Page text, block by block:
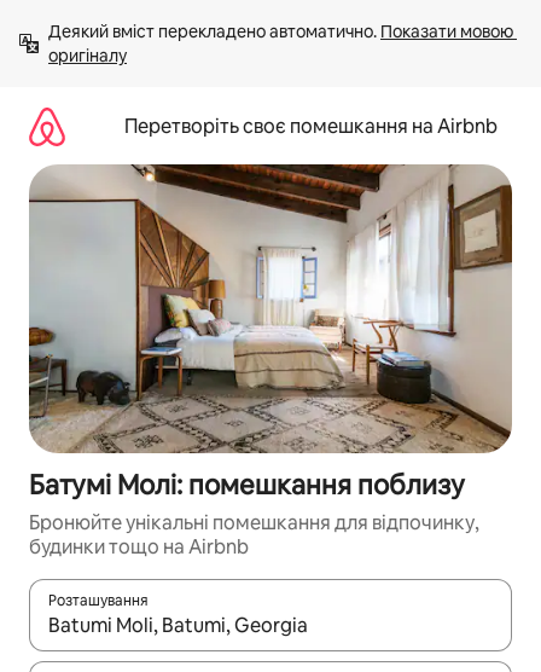
вмісту
Деякий вміст перекладено автоматично. Показати мовою
оригіналу
Перетворіть своє помешкання на Airbnb
Батумі Молі: помешкання поблизу
Бронюйте унікальні помешкання для відпочинку,
будинки тощо на Airbnb
Розташування
Отримавши результати пошуку, використовуйте для